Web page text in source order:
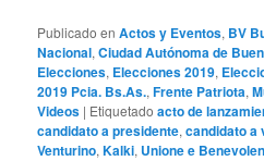
Publicado en Actos y Eventos, BV
Nacional,Ciudad Autónoma de
Elecciones, Elecciones 2019,
2019 Pcia. Bs.As.,Frente Patriota,
Videos | Etiquetado acto de
candidato a presidente,candidato a
Venturino,Kalki, Unione e